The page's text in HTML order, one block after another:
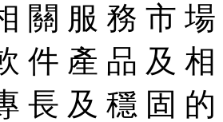
關 服 務 市
件 產 品 及
長 及 穩 固